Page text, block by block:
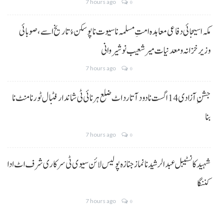
7 hours ago 0
مکہ اسیجائی دفاعی معاہدہ امتِ مسلمہ نا سیوت نا پوسکن ءُ تاریخ اسے، صوبائی
وزیر خزانہ و معدنیات میر شعیب نوشیروانی
7 hours ago 0
جشنِ آزادی 14 اگست نا دود آتا رد اٹ ضلع ہرنائی ٹی شاندار فٹبال ٹورنامنٹ نا
بنا
7 hours ago 0
شہید کانسٹیبل عبدالرشید نا نماز جنازہ پولیس لائن سیوی ٹی سرکاری شرف اٹ ادا
کننگا
7 hours ago 0